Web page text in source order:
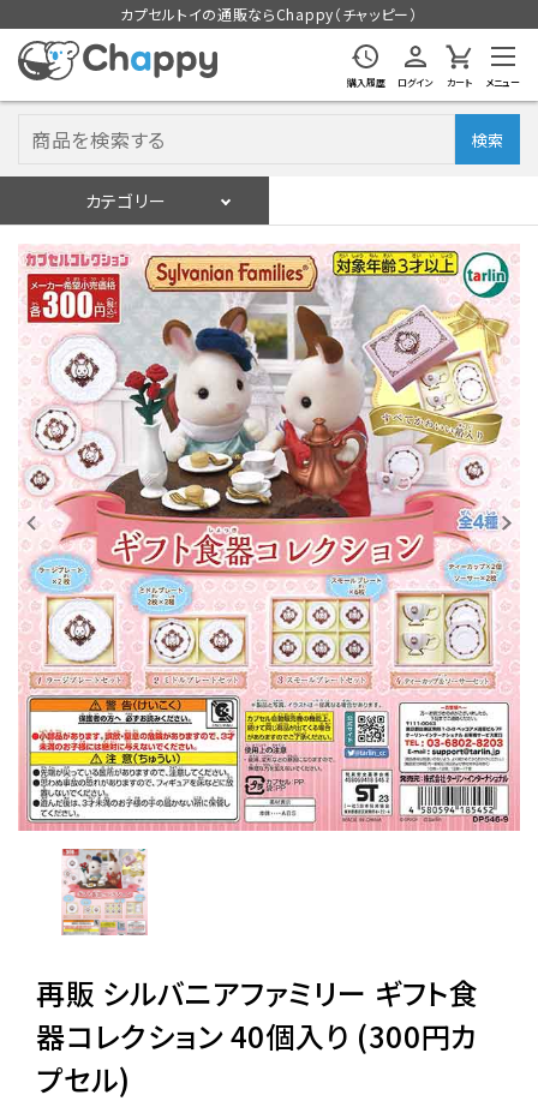
カプセルトイの通販ならChappy（チャッピー）
購入履歴 ログイン カート メニュー
検索
カテゴリー
ログイン 会員登録
入荷スケジュールをチェック
カプセルトイマシン本体
カプセルトイ
販促用空カプセル
レンタル
景品・玩具・文具
販促用カプセルトイ
よくあるご質問
06-6282-7659
再販 シルバニアファミリー ギフト食
器コレクション 40個入り (300円カ
プセル)